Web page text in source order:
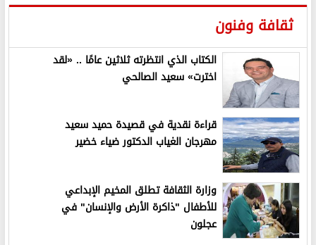
ثقافة وفنون
الكتاب الذي انتظرته ثلاثين عامًا .. «لقد
اخترت» سعيد الصالحي
قراءة نقدية في قصيدة حميد سعيد
مهرجان الغياب الدكتور ضياء خضير
وزارة الثقافة تطلق المخيم الإبداعي
للأطفال "ذاكرة الأرض والإنسان" في
عجلون